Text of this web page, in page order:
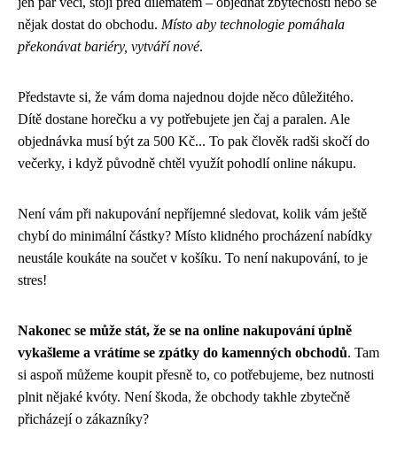
nějak dostat do obchodu. Místo aby technologie pomáhala
překonávat bariéry, vytváří nové.
Představte si, že vám doma najednou dojde něco důležitého.
Dítě dostane horečku a vy potřebujete jen čaj a paralen. Ale
objednávka musí být za 500 Kč... To pak člověk radši skočí do
večerky, i když původně chtěl využít pohodlí online nákupu.
Není vám při nakupování nepříjemné sledovat, kolik vám ještě
chybí do minimální částky? Místo klidného procházení nabídky
neustále koukáte na součet v košíku. To není nakupování, to je
stres!
Nakonec se může stát, že se na online nakupování úplně
vykašleme a vrátíme se zpátky do kamenných obchodů. Tam
si aspoň můžeme koupit přesně to, co potřebujeme, bez nutnosti
plnit nějaké kvóty. Není škoda, že obchody takhle zbytečně
přicházejí o zákazníky?